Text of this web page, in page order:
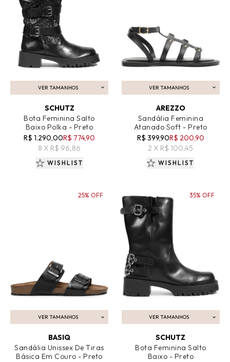
VER TAMANHOS
ADICIONAR AO CARRINHO
SCHUTZ
Bota Feminina Salto
Baixo Polka - Preto
R$ 1.290,00R$ 774,90
8 X R$ 96,86
WISHLIST
VER TAMANHOS
ADICIONAR AO CARRINHO
AREZZO
Sandália Feminina
Atanado Soft - Preto
R$ 399,90R$ 200,90
2 X R$ 100,45
WISHLIST
VER TAMANHOS
ADICIONAR AO CARRINHO
BASIQ
Sandália Unissex De Tiras
Básica Em Couro - Preto
25% OFF
VER TAMANHOS
ADICIONAR AO CARRINHO
SCHUTZ
Bota Feminina Salto
Baixo - Preto
35% OFF